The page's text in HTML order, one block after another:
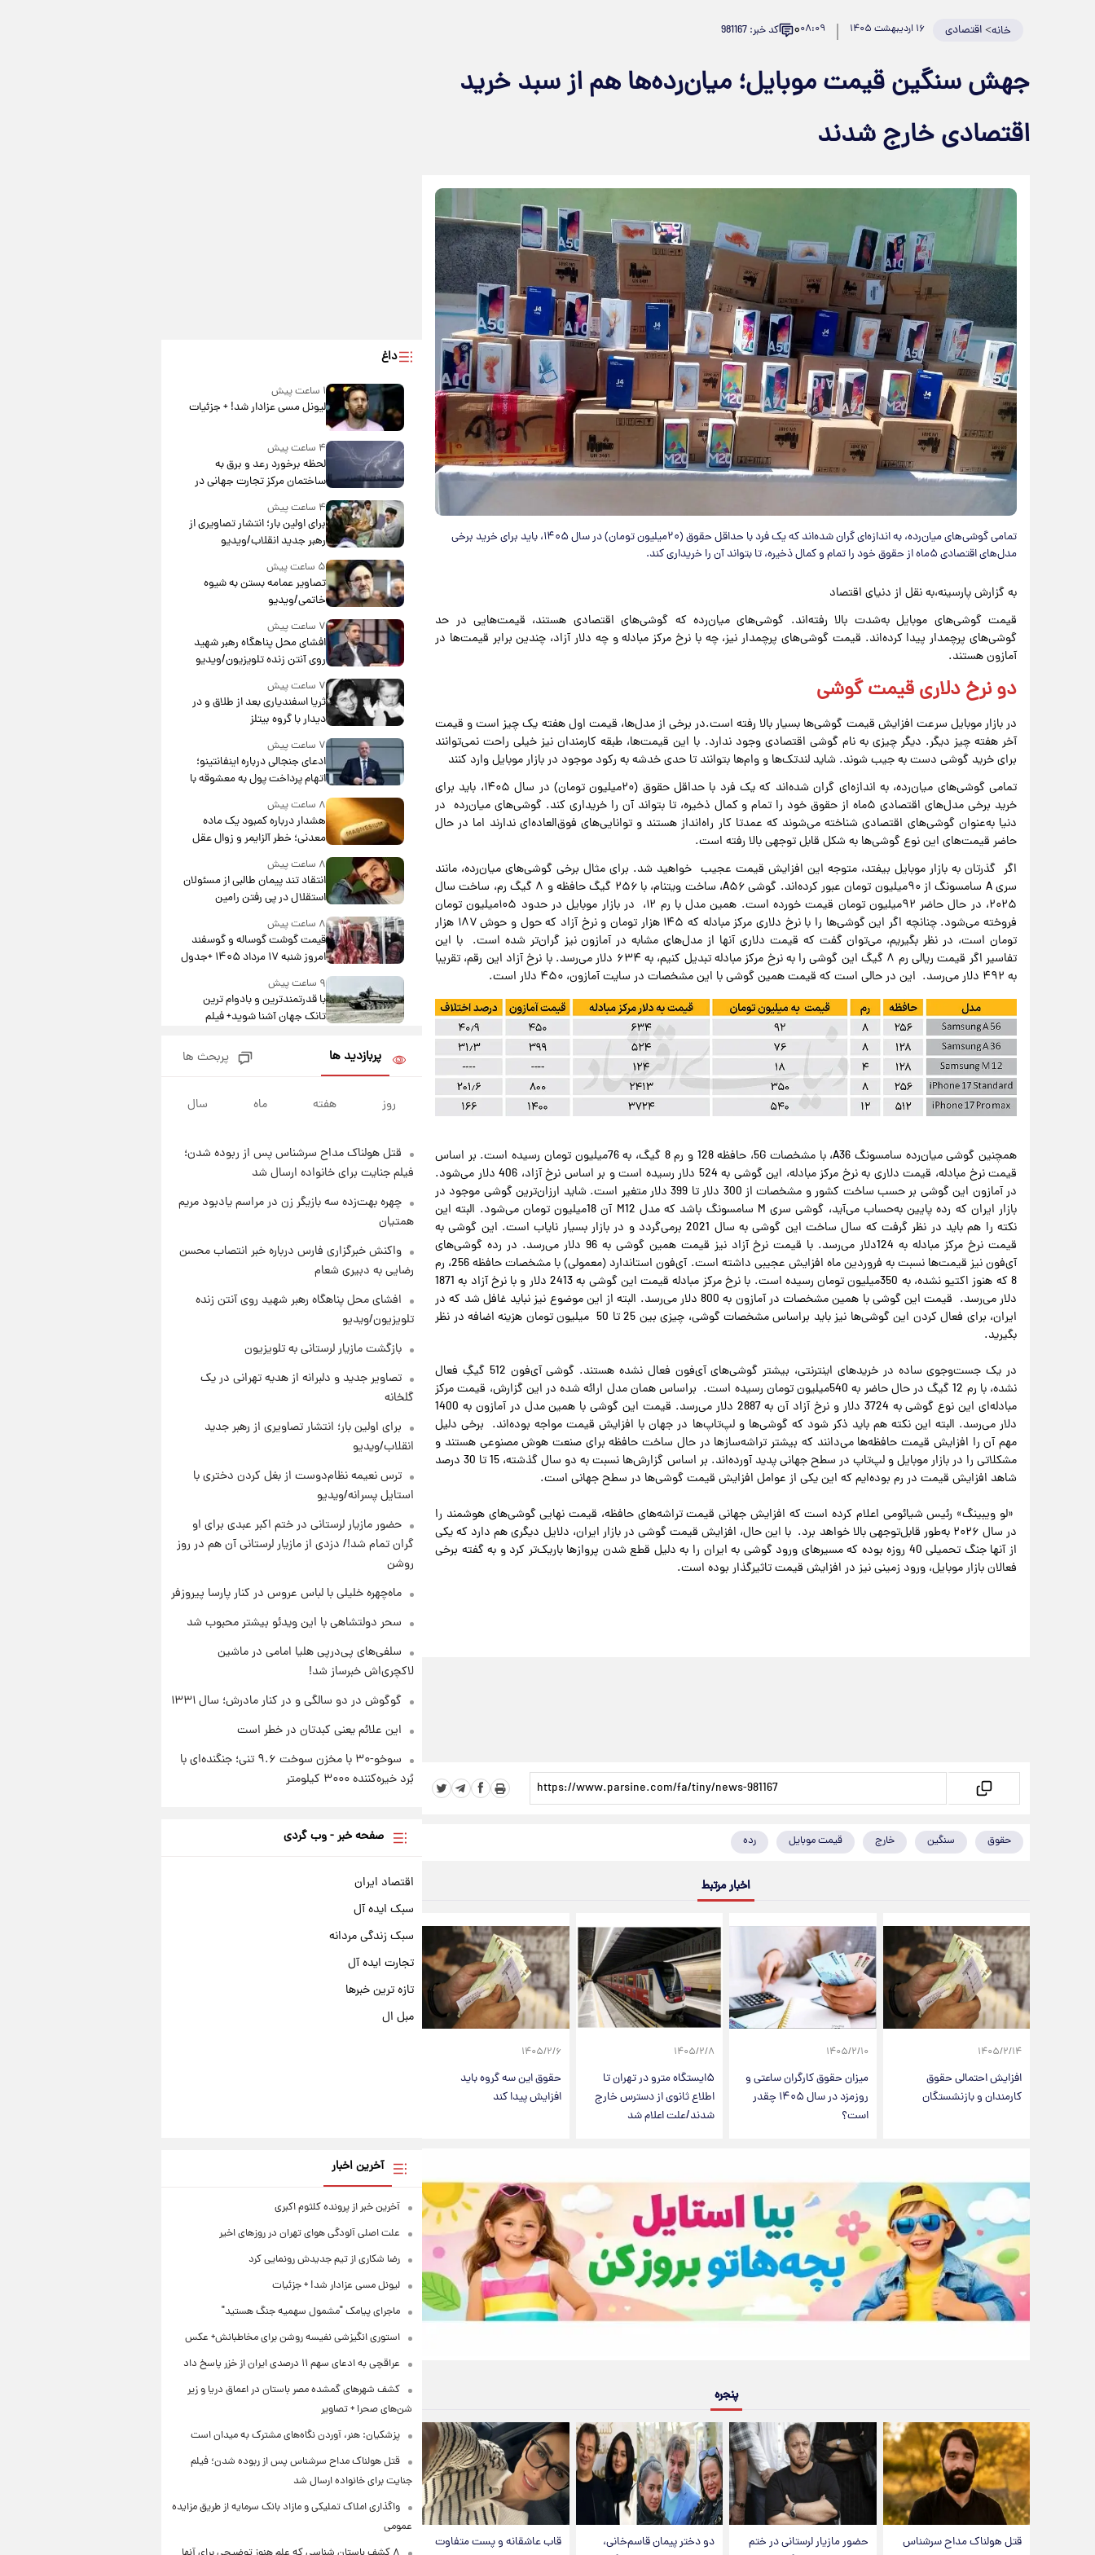
خانه>اقتصادی ۱۶ اردیبهشت ۱۴۰۵ ۰۸:۰۹۰ کد خبر: 981167
جهش سنگین قیمت موبایل؛ میان‌رده‌ها هم از سبد خرید
اقتصادی خارج شدند
تمامی گوشی‌های میان‌رده، به اندازه‌ای گران شده‌اند که یک فرد با حداقل حقوق (۲۰میلیون تومان) در سال ۱۴۰۵، باید برای خرید برخی
مدل‌های اقتصادی ۵ماه از حقوق خود را تمام و کمال ذخیره، تا بتواند آن را خریداری کند.
به گزارش پارسینه،به نقل از دنیای اقتصاد
قیمت گوشی‌های موبایل به‌شدت بالا رفته‌اند. گوشی‌های میان‌رده که گوشی‌های اقتصادی هستند، قیمت‌هایی در حد
گوشی‌های پرچمدار پیدا کرده‌اند. قیمت گوشی‌های پرچمدار نیز، چه با نرخ مرکز مبادله و چه دلار آزاد، چندین برابر قیمت‌ها در
آمازون هستند.
دو نرخ دلاری قیمت گوشی
در بازار موبایل سرعت افزایش قیمت گوشی‌ها بسیار بالا رفته است.در برخی از مدل‌ها، قیمت اول هفته یک چیز است و قیمت
آخر هفته چیز دیگر. دیگر چیزی به نام گوشی اقتصادی وجود ندارد. با این قیمت‌ها، طبقه کارمندان نیز خیلی راحت نمی‌توانند
برای خرید گوشی دست به جیب شوند. شاید لندتک‌ها و وام‌ها بتوانند تا حدی خدشه به رکود موجود در بازار موبایل وارد کنند
تمامی گوشی‌های میان‌رده، به اندازه‌ای گران شده‌اند که یک فرد با حداقل حقوق (۲۰میلیون تومان) در سال ۱۴۰۵، باید برای
خرید برخی مدل‌های اقتصادی ۵ماه از حقوق خود را تمام و کمال ذخیره، تا بتواند آن را خریداری کند. گوشی‌های میان‌رده در
دنیا به‌عنوان گوشی‌های اقتصادی شناخته می‌شوند که عمدتا کار راه‌انداز هستند و توانایی‌های فوق‌العاده‌ای ندارند اما در حال
حاضر قیمت‌های این نوع گوشی‌ها به شکل قابل توجهی بالا رفته است.
اگر گذرتان به بازار موبایل بیفتد، متوجه این افزایش قیمت عجیب خواهید شد. برای مثال برخی گوشی‌های میان‌رده، مانند
سری A سامسونگ از ۹۰‌میلیون تومان عبور کرده‌اند. گوشی A۵۶، ساخت ویتنام، با ۲۵۶ گیگ حافظه و ۸ گیگ رم، ساخت سال
۲۰۲۵، در حال حاضر ۹۲‌میلیون تومان قیمت خورده است. همین مدل با رم ۱۲، در بازار موبایل در حدود ۱۰۵‌میلیون تومان
فروخته می‌شود. چنانچه اگر این گوشی‌ها را با نرخ دلاری مرکز مبادله که ۱۴۵ هزار تومان و نرخ آزاد که حول و حوش ۱۸۷ هزار
تومان است، در نظر بگیریم، می‌توان گفت که قیمت دلاری آنها از مدل‌های مشابه در آمازون نیز گران‌تر شده است. با این
تفاسیر اگر قیمت ریالی رم ۸ گیگ این گوشی را به نرخ مرکز مبادله تبدیل کنیم، به ۶۳۴ دلار می‌رسد. با نرخ آزاد این رقم، تقریبا
به ۴۹۲ دلار می‌رسد. این در حالی است که قیمت همین گوشی با این مشخصات در سایت آمازون، ۴۵۰ دلار است.
همچنین گوشی میان‌رده سامسونگ A36، با مشخصات 5G، حافظه 128 و رم 8 گیگ، به 76‌میلیون تومان رسیده است. بر اساس
قیمت نرخ مبادله، قیمت دلاری به نرخ مرکز مبادله، این گوشی به 524 دلار رسیده است و بر اساس نرخ آزاد، 406 دلار می‌شود.
در آمازون این گوشی بر حسب ساخت کشور و مشخصات از 300 دلار تا 399 دلار متغیر است. شاید ارزان‌ترین گوشی موجود در
بازار ایران که رده پایین به‌حساب می‌آید، گوشی سری M سامسونگ باشد که مدل M12 آن 18‌میلیون تومان می‌شود. البته این
نکته را هم باید در نظر گرفت که سال ساخت این گوشی به سال 2021 برمی‌گردد و در بازار بسیار نایاب است. این گوشی به
قیمت نرخ مرکز مبادله به 124دلار می‌رسد. با قیمت نرخ آزاد نیز قیمت همین گوشی به 96 دلار می‌رسد. در رده گوشی‌های
آی‌فون نیز قیمت‌ها نسبت به فروردین ماه افزایش عجیبی داشته است. آی‌فون استاندارد (معمولی) با مشخصات حافظه 256، رم
8 که هنوز اکتیو نشده، به 350‌میلیون تومان رسیده است. با نرخ مرکز مبادله قیمت این گوشی به 2413 دلار و با نرخ آزاد به 1871
دلار می‌رسد. قیمت این گوشی با همین مشخصات در آمازون به 800 دلار می‌رسد. البته از این موضوع نیز نباید غافل شد که در
ایران، برای فعال کردن این گوشی‌ها نیز باید براساس مشخصات گوشی، چیزی بین 25 تا 50‌ میلیون تومان هزینه اضافه در نظر
بگیرید.
در یک جست‌وجوی ساده در خریدهای اینترنتی، بیشتر گوشی‌های آی‌فون فعال نشده هستند. گوشی آی‌فون 512 گیگِ فعال
نشده، با رم 12 گیگ در حال حاضر به 540‌میلیون تومان رسیده است. براساس همان مدل ارائه شده در این گزارش، قیمت مرکز
مبادله‌ای این نوع گوشی به 3724 دلار و نرخ آزاد آن به 2887 دلار می‌رسد. قیمت این گوشی با همین مدل در آمازون به 1400
دلار می‌رسد. البته این نکته هم باید ذکر شود که گوشی‌ها و لپ‌تاپ‌ها در جهان با افزایش قیمت مواجه بوده‌اند. برخی دلیل
مهم آن را افزایش قیمت حافظه‌ها می‌دانند که بیشتر تراشه‌سازها در حال ساخت حافظه برای صنعت هوش مصنوعی هستند و
مشکلاتی را در بازار موبایل و لپ‌تاپ در سطح جهانی پدید آورده‌اند. بر اساس گزارش‌ها نسبت به دو سال گذشته، 15 تا 30 درصد
شاهد افزایش قیمت در رم بوده‌ایم که این یکی از عوامل افزایش قیمت گوشی‌ها در سطح جهانی است.
«لو ویبینگ» رئیس شیائومی اعلام کرده است که افزایش جهانی قیمت تراشه‌های حافظه، قیمت نهایی گوشی‌های هوشمند را
در سال ۲۰۲۶ به‌طور قابل‌توجهی بالا خواهد برد. با این حال، افزایش قیمت گوشی در بازار ایران، دلایل دیگری هم دارد که یکی
از آنها جنگ تحمیلی 40 روزه بوده که مسیرهای ورود گوشی به ایران را به دلیل قطع شدن پروازها باریک‌تر کرد و به گفته برخی
فعالان بازار موبایل، ورود زمینی نیز در افزایش قیمت تاثیرگذار بوده است.
حقوق سنگین خارج قیمت موبایل رده
اخبار مرتبط
۱۴۰۵/۲/۱۴
افزایش احتمالی حقوق
کارمندان و بازنشستگان
۱۴۰۵/۲/۱۰
میزان حقوق کارگران ساعتی و
روزمزد در سال ۱۴۰۵ چقدر
است؟
۱۴۰۵/۲/۸
۵ایستگاه مترو در تهران تا
اطلاع ثانوی از دسترس خارج
شدند/علت اعلام شد
۱۴۰۵/۲/۶
حقوق این سه گروه باید
افزایش پیدا کند
پنجره
قتل هولناک مداح سرشناس
حضور مازیار لرستانی در ختم
دو دختر پیمان قاسم‌خانی،
قاب عاشقانه و پست متفاوت
داغ
۱ ساعت پیش
لیونل مسی عزادار شد! + جزئیات
۴ ساعت پیش
لحظه برخورد رعد و برق به
ساختمان مرکز تجارت جهانی در
آمریکا + فیلم
۴ ساعت پیش
برای اولین بار؛ انتشار تصاویری از
رهبر جدید انقلاب/ویدیو
۵ ساعت پیش
تصاویر عمامه بستن به شیوه
خاتمی/ویدیو
۷ ساعت پیش
افشای محل پناهگاه‌ رهبر شهید
روی آنتن زنده تلویزیون/ویدیو
۷ ساعت پیش
ثریا اسفندیاری بعد از طلاق و در
دیدار با گروه بیتلز
۷ ساعت پیش
ادعای جنجالی درباره اینفانتینو؛
اتهام پرداخت پول به معشوقه با
درآمد یوفا
۸ ساعت پیش
هشدار درباره کمبود یک ماده
معدنی؛ خطر آلزایمر و زوال عقل
افزایش می‌یابد؟
۸ ساعت پیش
انتقاد تند پیمان طالبی از مسئولان
استقلال در پی رفتن رامین
رضاییان+ عکس
۸ ساعت پیش
قیمت گوشت گوساله و گوسفند
امروز شنبه ۱۷ مرداد ۱۴۰۵ +جدول
۹ ساعت پیش
با قدرتمندترین و بادوام ترین
تانک جهان آشنا شوید+ فیلم
قیمت طلا ۱۸عیار امروز شنبه ۱۷
مرداد ۱۴۰۵ +جدول
۱۰ ساعت پیش
۲۳ ساعت پیش
یک پیش ‌بینی مهم برای قیمت
دلار، طلا و سکه شنبه ۱۷ مرداد
۱۴۰۵
مقصد اروپا این تیم را ترک کرد!
پربازدید ها پربحث ها
روز هفته ماه سال
قتل هولناک مداح سرشناس پس از ربوده شدن؛
فیلم جنایت برای خانواده ارسال شد
چهره بهت‌زده سه بازیگر زن در مراسم یادبود مریم
همتیان
واکنش خبرگزاری فارس درباره خبر انتصاب محسن
رضایی به دبیری شعام
افشای محل پناهگاه‌ رهبر شهید روی آنتن زنده
تلویزیون/ویدیو
بازگشت مازیار لرستانی به تلویزیون
تصاویر جدید و دلبرانه از هدیه تهرانی در یک
گلخانه
برای اولین بار؛ انتشار تصاویری از رهبر جدید
انقلاب/ویدیو
ترس نعیمه نظام‌دوست از بغل کردن دختری با
استایل پسرانه/ویدیو
حضور مازیار لرستانی در ختم اکبر عبدی برای او
گران تمام شد!/ دزدی از مازیار لرستانی آن هم در روز
روشن
ماه‌چهره خلیلی با لباس عروس در کنار پارسا پیروزفر
سحر دولتشاهی با این ویدئو بیشتر محبوب شد
سلفی‌های پی‌درپی هلیا امامی در ماشین
لاکچری‌اش خبرساز شد!
گوگوش در دو سالگی و در کنار مادرش؛ سال ۱۳۳۱
این علائم یعنی کبدتان در خطر است
سوخو-۳۰ با مخزن سوخت ۹.۶ تنی؛ جنگنده‌ای با
بُرد خیره‌کننده ۳۰۰۰ کیلومتر
صفحه خبر - وب گردی
اقتصاد ایران
سبک ایده آل
سبک زندگی مردانه
تجارت ایده آل
تازه ترین خبرها
مبل ال
آخرین اخبار
آخرین خبر از پرونده کلثوم اکبری
علت اصلی آلودگی هوای تهران در روزهای اخیر
رضا شکاری از تیم جدیدش رونمایی کرد
لیونل مسی عزادار شد! + جزئیات
ماجرای پیامک "مشمول سهمیه جنگ هستید"
استوری انگیزشی نفیسه روشن برای مخاطبانش+ عکس
عراقچی به ادعای سهم ۱۱ درصدی ایران از خزر پاسخ داد
کشف شهرهای گمشده مصر باستان در اعماق دریا و زیر
شن‌های صحرا + تصاویر
پزشکیان: هنر، آوردن نگاه‌های مشترک به میدان است
قتل هولناک مداح سرشناس پس از ربوده شدن؛ فیلم
جنایت برای خانواده ارسال شد
واگذاری املاک تملیکی و مازاد بانک سرمایه از طریق مزایده
عمومی